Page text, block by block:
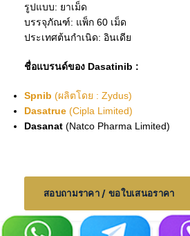
รูปแบบ: ยาเม็ด
บรรจุภัณฑ์: แพ็ก 60 เม็ด
ประเทศต้นกำเนิด: อินเดีย
ชื่อแบรนด์ของ Dasatinib :
Spnib (ผลิตโดย : Zydus)
Dasatrue (Cipla Limited)
Dasanat (Natco Pharma Limited)
สอบถามราคา / ขอใบเสนอราคา